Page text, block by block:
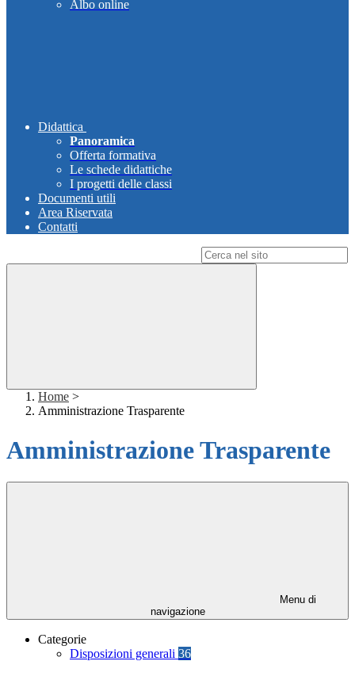
Albo online
Didattica
Panoramica
Offerta formativa
Le schede didattiche
I progetti delle classi
Documenti utili
Area Riservata
Contatti
Home >
Amministrazione Trasparente
Amministrazione Trasparente
Menu di
navigazione
Categorie
Disposizioni generali 36